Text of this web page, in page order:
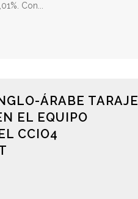
Con...
ÁRABE TARAJE
EL EQUIPO
CCIO4